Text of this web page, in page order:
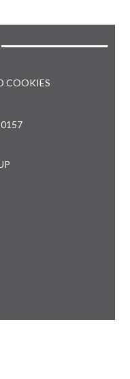
COOKIES